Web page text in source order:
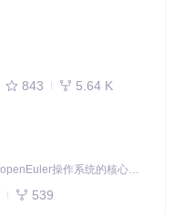
843 5.64 K
openEuler内核是openEuler操作系统的核心，既是系统性能与稳定性的基石，也是连接处理器、设备与服务的桥梁。
539